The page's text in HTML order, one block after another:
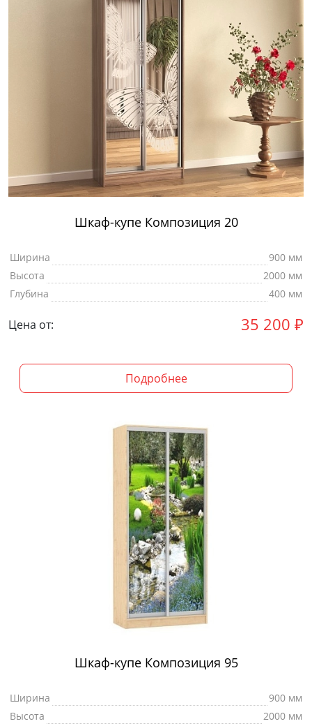
Шкаф-купе Композиция 20
Ширина
900 мм
Высота
2000 мм
Глубина
400 мм
Цена от: 35 200 ₽
Подробнее
Шкаф-купе Композиция 95
Ширина
900 мм
Высота
2000 мм